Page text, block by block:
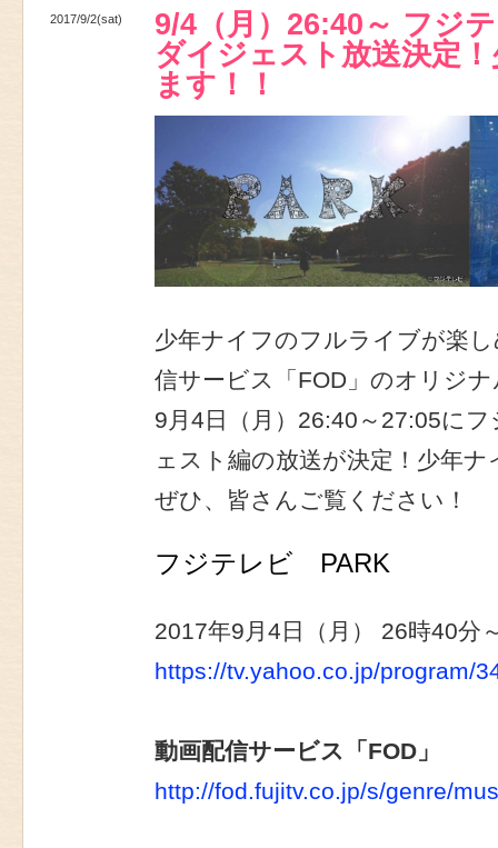
2017/9/2(sat)
9/4（月）26:40～ フジ
ダイジェスト放送決定
ます！！
少年ナイフのフルライブが楽
信サービス「FOD」のオリジ
9月4日（月）26:40～27:05に
ェスト編の放送が決定！少年
ぜひ、皆さんご覧ください！
フジテレビ PARK
2017年9月4日（月） 26時40分
https://tv.yahoo.co.jp/program/
動画配信サービス「FOD」
http://fod.fujitv.co.jp/s/genre/